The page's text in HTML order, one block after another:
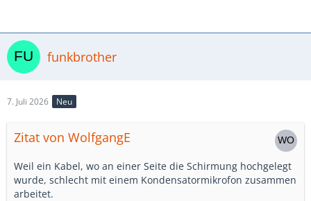
funkbrother
7. Juli 2026 Neu
Zitat von WolfgangE
Weil ein Kabel, wo an einer Seite die Schirmung hochgelegt
wurde, schlecht mit einem Kondensatormikrofon zusammen
arbeitet.